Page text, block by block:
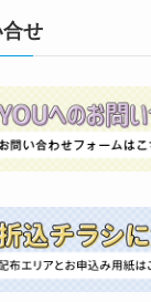
せ